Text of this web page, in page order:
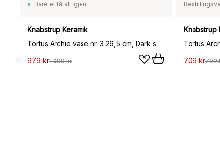
Bare et fåtall igjen
Knabstrup Keramik
Tortus Archie vase nr. 3 26,5 cm, Dark sand
979 kr1 099 kr
Knabstrup
709 kr799